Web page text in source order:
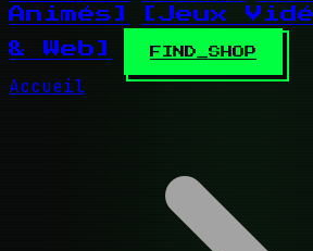
Animés]
[Jeux
& Web]
FIND_SHOP
Accueil